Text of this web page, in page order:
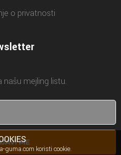
o privatnosti
našu mejling listu.
ME
guma.com koristi cookie.